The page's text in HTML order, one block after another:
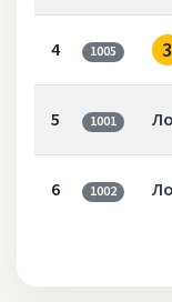
4 1005 3
5 1001
6 1002